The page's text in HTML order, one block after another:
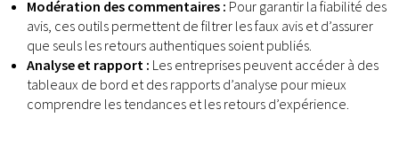
Modération des commentaires : Pour garantir la fiabilité des
avis, ces outils permettent de filtrer les faux avis et d’assurer
que seuls les retours authentiques soient publiés.
Analyse et rapport : Les entreprises peuvent accéder à des
tableaux de bord et des rapports d’analyse pour mieux
comprendre les tendances et les retours d’expérience.